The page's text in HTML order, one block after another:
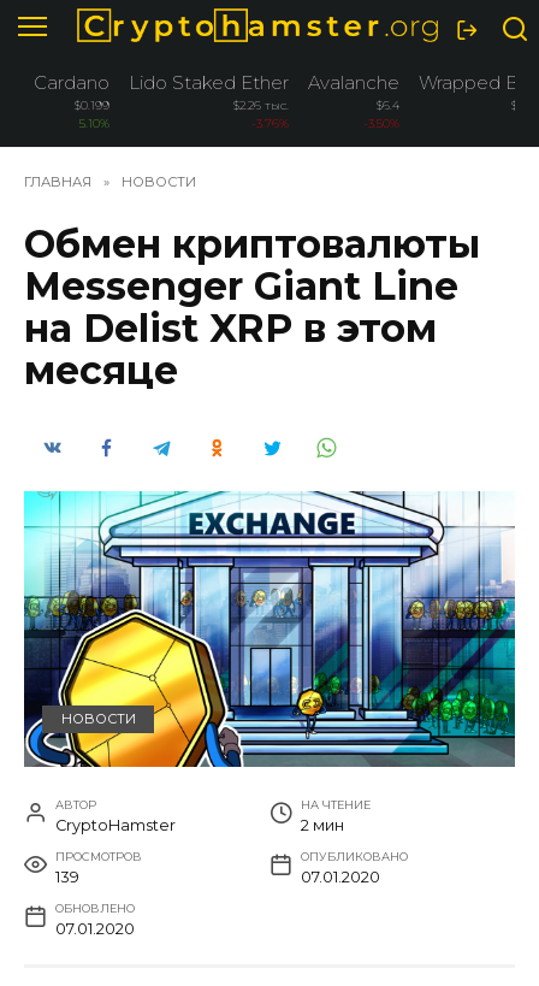
Перейти
содержанию
Cardano
$0.199
5.10%
Lido Staked Ether
$2.26 тыс.
-3.76%
Avalanche
$6.4
-3.50%
Wrapped
ГЛАВНАЯ » НОВОСТИ
Обмен криптовалюты
Messenger Giant Line
на Delist XRP в этом
месяце
НОВОСТИ
АВТОР
CryptoHamster
НА ЧТЕНИЕ
2 мин
ПРОСМОТРОВ
139
ОПУБЛИКОВАНО
07.01.2020
ОБНОВЛЕНО
07.01.2020